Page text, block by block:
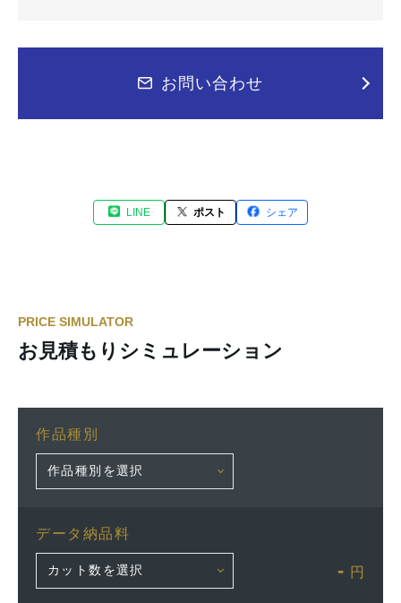
お問い合わせ
LINE ポスト シェア
PRICE SIMULATOR
お見積もりシミュレーション
作品種別
データ納品料
- 円